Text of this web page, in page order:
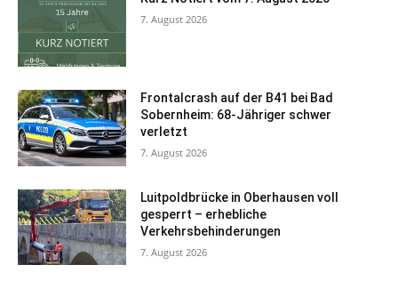
7. August 2026
Frontalcrash auf der B41 bei Bad
Sobernheim: 68-Jähriger schwer
verletzt
7. August 2026
Luitpoldbrücke in Oberhausen voll
gesperrt – erhebliche
Verkehrsbehinderungen
7. August 2026